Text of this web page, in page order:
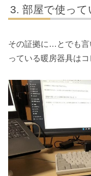
部屋で使っ
その証拠に…とでも言
っている暖房器具はコ